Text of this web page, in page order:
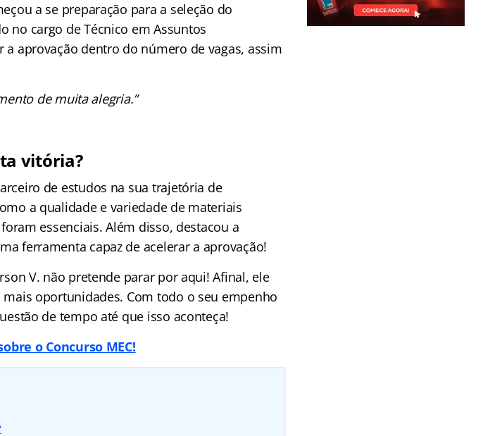
a se preparação para a seleção do
no cargo de Técnico em Assuntos
aprovação dentro do número de vagas, assim
de muita alegria.”
vitória?
de estudos na sua trajetória de
a qualidade e variedade de materiais
essenciais. Além disso, destacou a
ferramenta capaz de acelerar a aprovação!
V. não pretende parar por aqui! Afinal, ele
oportunidades. Com todo o seu empenho
de tempo até que isso aconteça!
o Concurso MEC!